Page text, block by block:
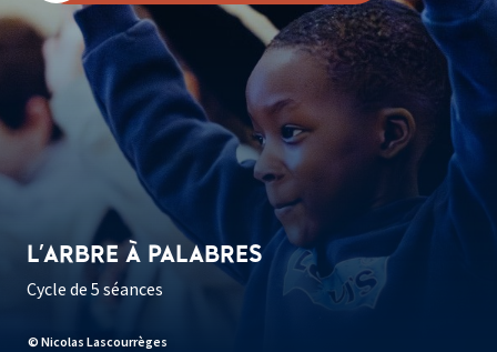
© Nicolas Lascourrèges
L'ARBRE À PALABRES
Cycle de 5 séances